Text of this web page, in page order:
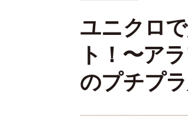
ユニクロ
ト！〜ア
のプチプ